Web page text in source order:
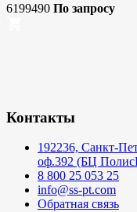
6199490 По запросу
Контакты
192236, Санкт-
оф.392 (БЦ
8 800 25 053 25
info@ss-pt.com
Обратная связь